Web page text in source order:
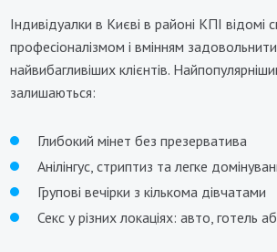
Індивідуалки в Києві в районі КПІ відомі
професіоналізмом і вмінням задовольнити
найвибагливіших клієнтів.
залишаються:
Глибокий мінет без презерватива
Анілінгус, стриптиз та легке
Групові вечірки з кількома дівчатами
Секс у різних локаціях: авто, готель